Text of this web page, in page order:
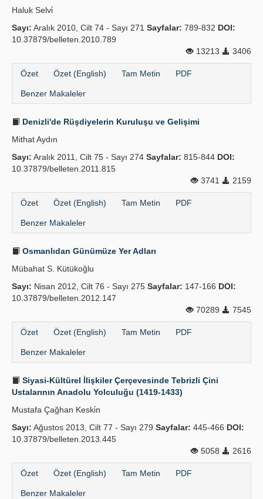
Haluk Selvi̇
Sayı: Aralık 2010, Cilt 74 - Sayı 271 Sayfalar: 789-832 DOI:
10.37879/belleten.2010.789
13213
3406
Özet Özet (English) Tam Metin PDF
Benzer Makaleler
Denizli'de Rüşdiyelerin Kuruluşu ve Gelişimi
Mithat Aydın
Sayı: Aralık 2011, Cilt 75 - Sayı 274 Sayfalar: 815-844 DOI:
10.37879/belleten.2011.815
3741
2159
Özet Özet (English) Tam Metin PDF
Benzer Makaleler
Osmanlıdan Günümüze Yer Adları
Mübahat S. Kütükoğlu
Sayı: Nisan 2012, Cilt 76 - Sayı 275 Sayfalar: 147-166 DOI:
10.37879/belleten.2012.147
70289
7545
Özet Özet (English) Tam Metin PDF
Benzer Makaleler
Siyasi-Kültürel İlişkiler Çer­çevesinde Tebrizli Çini
Ustalarının Anadolu Yolculuğu (1419-1433)
Mustafa Çağhan Keski̇n
Sayı: Ağustos 2013, Cilt 77 - Sayı 279 Sayfalar: 445-466 DOI:
10.37879/belleten.2013.445
5058
2616
Özet Özet (English) Tam Metin PDF
Benzer Makaleler